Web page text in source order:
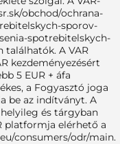
obchod/ochrana-
sporov-
spotrebitelskych-
találhatók. A VAR
kezdeményezésért
5 EUR + áfa
a Fogyasztó joga
be az indítványt. A
és tárgyban
platformja elérhető a
consumers/odr/main.